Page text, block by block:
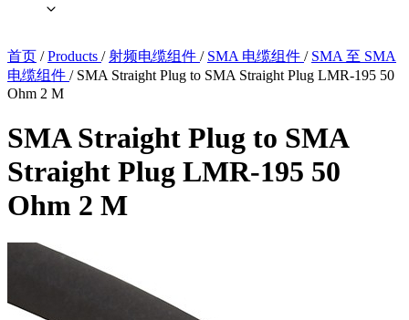
首页 / Products / 射频电缆组件 / SMA 电缆组件 / SMA 至 SMA
电缆组件 / SMA Straight Plug to SMA Straight Plug LMR-195 50
Ohm 2 M
SMA Straight Plug to SMA
Straight Plug LMR-195 50
Ohm 2 M